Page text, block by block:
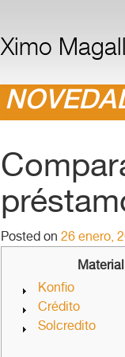
Ximo
Posted on 26 enero,
Konfio
Crédito
Solcredito